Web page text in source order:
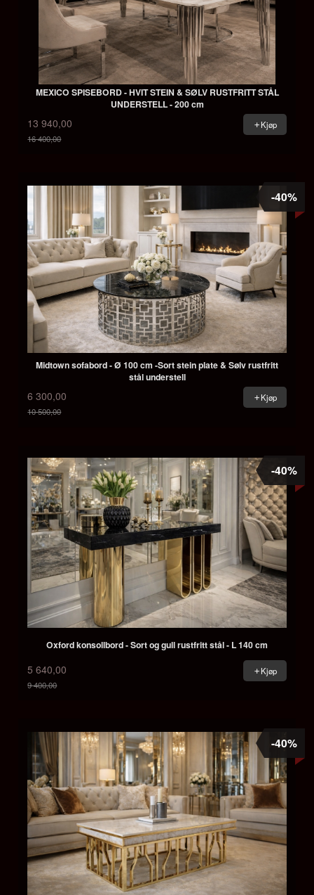
MEXICO SPISEBORD - HVIT STEIN & SØLV RUSTFRITT STÅL
UNDERSTELL - 200 cm
13 940,00
16 400,00
Kjøp
Midtown sofabord - Ø 100 cm -Sort stein plate & Sølv rustfritt
stål understell
6 300,00
10 500,00
-40%
Kjøp
Oxford konsollbord - Sort og gull rustfritt stål - L 140 cm
5 640,00
9 400,00
-40%
Kjøp
-40%